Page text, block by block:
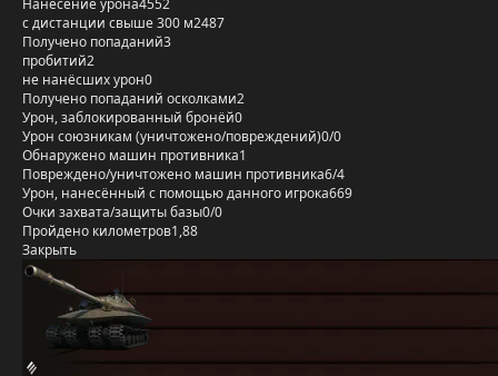
Нанесение урона4552
с дистанции свыше 300 м2487
Получено попаданий3
пробитий2
не нанёсших урон0
Получено попаданий осколками2
Урон, заблокированный бронёй0
Урон союзникам (уничтожено/повреждений)0/0
Обнаружено машин противника1
Повреждено/уничтожено машин противника6/4
Урон, нанесённый с помощью данного игрока669
Очки захвата/защиты базы0/0
Пройдено километров1,88
Закрыть